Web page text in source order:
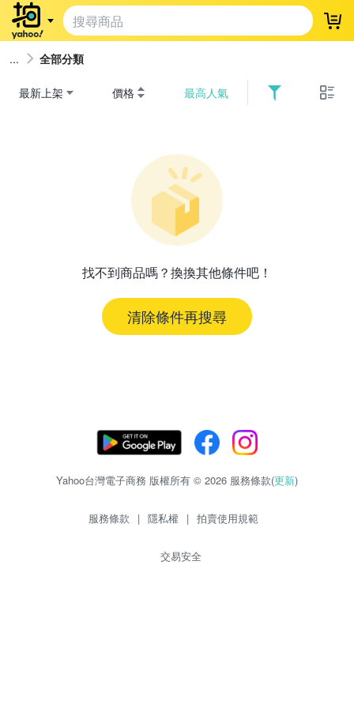
登
全部分類
最新上架 價格 最高人氣
找不到商品嗎？換換其他條件吧！
清除條件再搜尋
Yahoo台灣電子商務 版權所有 © 2026 服務條款(更新)
服務條款 | 隱私權 | 拍賣使用規範
交易安全